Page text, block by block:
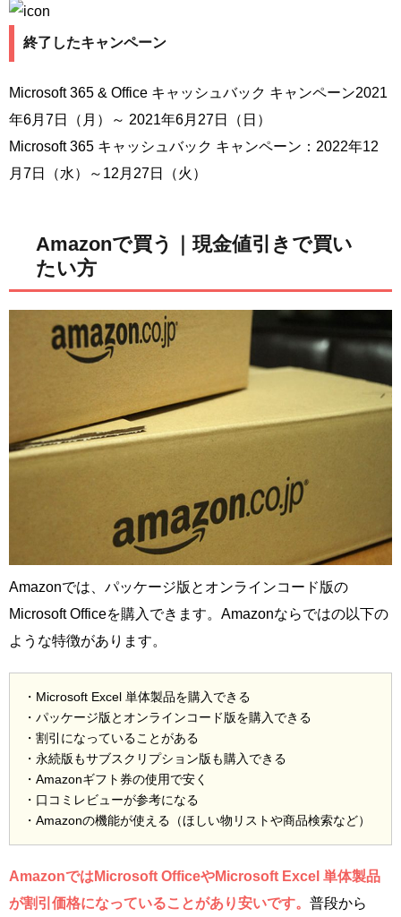
終了したキャンペーン
Microsoft 365 & Office キャッシュバック キャンペーン2021
年6月7日（月）～ 2021年6月27日（日）
Microsoft 365 キャッシュバック キャンペーン：2022年12
月7日（水）～12月27日（火）
Amazonで買う｜現金値引きで買い
たい方
Amazonでは、パッケージ版とオンラインコード版の
Microsoft Officeを購入できます。Amazonならではの以下の
ような特徴があります。
・Microsoft Excel 単体製品を購入できる
・パッケージ版とオンラインコード版を購入できる
・割引になっていることがある
・永続版もサブスクリプション版も購入できる
・Amazonギフト券の使用で安く
・口コミレビューが参考になる
・Amazonの機能が使える（ほしい物リストや商品検索など）
AmazonではMicrosoft OfficeやMicrosoft Excel 単体製品
が割引価格になっていることがあり安いです。 普段から